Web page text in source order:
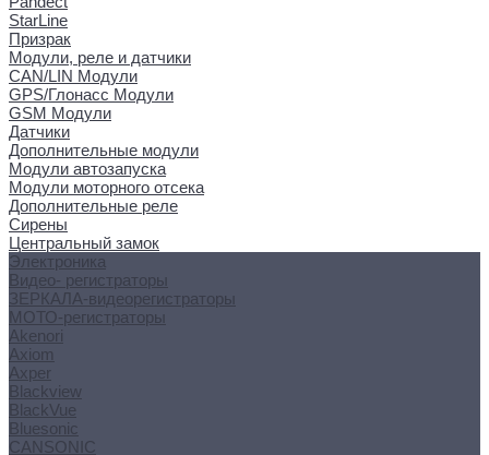
StarLine
Призрак
Модули, реле и датчики
CAN/LIN Модули
GPS/Глонасс Модули
GSM Модули
Датчики
Дополнительные модули
Модули автозапуска
Модули моторного отсека
Дополнительные реле
Сирены
Центральный замок
Электроника
Видео- регистраторы
ЗЕРКАЛА-видеорегистраторы
МОТО-регистраторы
Akenori
Axiom
Axper
Blackview
BlackVue
Bluesonic
CANSONIC